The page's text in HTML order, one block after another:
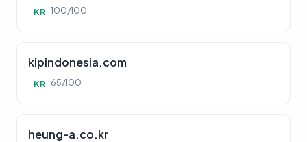
KR 100/100
kipindonesia.com
KR 65/100
heung-a.co.kr